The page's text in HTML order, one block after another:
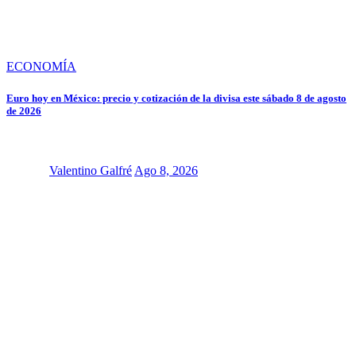
ECONOMÍA
Euro hoy en México: precio y cotización de la divisa este sábado 8 de agosto
de 2026
Valentino Galfré Ago 8, 2026